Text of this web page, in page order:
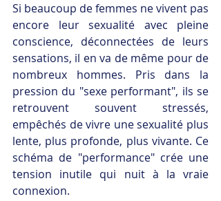
Si beaucoup de femmes ne vivent pas
encore leur sexualité avec pleine
conscience, déconnectées de leurs
sensations, il en va de même pour de
nombreux hommes. Pris dans la
pression du "sexe performant", ils se
retrouvent souvent stressés,
empêchés de vivre une sexualité plus
lente, plus profonde, plus vivante. Ce
schéma de "performance" crée une
tension inutile qui nuit à la vraie
connexion.